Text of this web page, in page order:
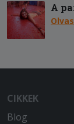
A
CIKKEK
Blog